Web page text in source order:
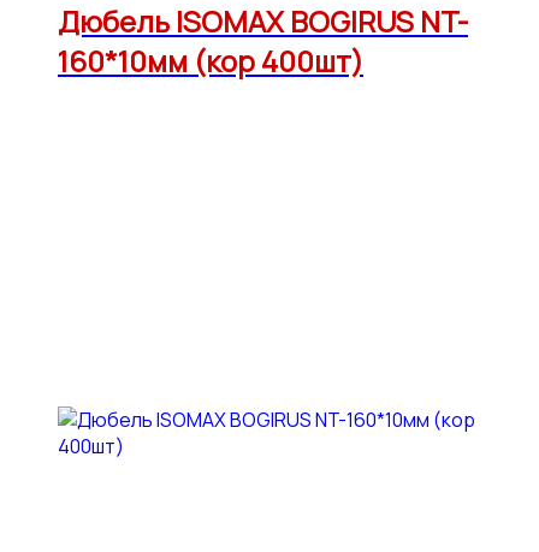
Дюбель ISOMAX BOGIRUS NT-
160*10мм (кор 400шт)